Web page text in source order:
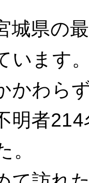
城県の
います
かわら
明者
。